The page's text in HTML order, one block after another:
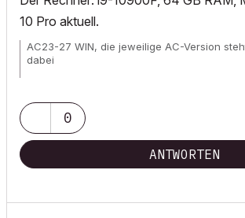
10 Pro aktuell.
AC23-27 WIN, die jeweilige AC-Version
dabei
0
ANTWORTEN